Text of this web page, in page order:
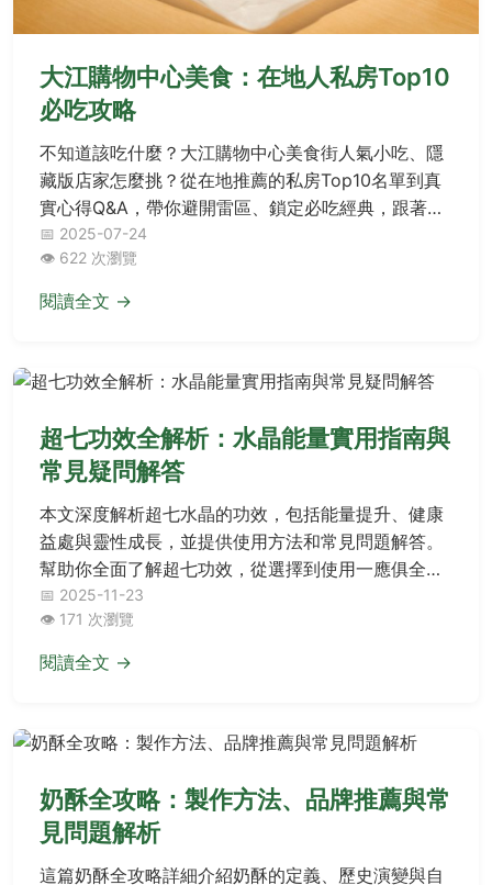
大江購物中心美食：在地人私房Top10
必吃攻略
不知道該吃什麼？大江購物中心美食街人氣小吃、隱
藏版店家怎麼挑？從在地推薦的私房Top10名單到真
實心得Q&A，帶你避開雷區、鎖定必吃經典，跟著這
篇準沒錯！
📅 2025-07-24
👁️ 622 次瀏覽
閱讀全文 →
超七功效全解析：水晶能量實用指南與
常見疑問解答
本文深度解析超七水晶的功效，包括能量提升、健康
益處與靈性成長，並提供使用方法和常見問題解答。
幫助你全面了解超七功效，從選擇到使用一應俱全，
解決所有潛在疑問。
📅 2025-11-23
👁️ 171 次瀏覽
閱讀全文 →
奶酥全攻略：製作方法、品牌推薦與常
見問題解析
這篇奶酥全攻略詳細介紹奶酥的定義、歷史演變與自